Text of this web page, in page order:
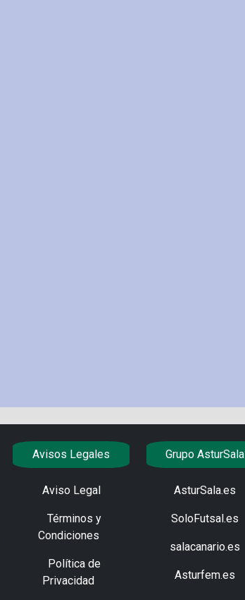
Avisos Legales
Aviso Legal
Términos y
Condiciones
Política de
Privacidad
Grupo AsturSala
AsturSala.es
SoloFutsal.es
salacanario.es
Asturfem.es